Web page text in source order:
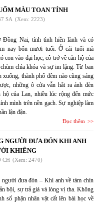
MÀU TOAN TÍNH
SA (Xem: 2223)
Đồng Nai, tính tình hiền lành và có
nay bốn mươi tuổi. Ở cái tuổi mà
con vào đại học, cô trở về căn hộ của
chìa khóa và sự im lặng. Từ ban
thành phố đêm nào cũng sáng
những ô cửa vẫn hắt ra ánh đèn
hộ của Lan, nhiều lúc rộng đến mức
mình trên nền gạch. Sự nghiệp làm
lận đận.
Đọc thêm
NGƯỜI ĐƯA ĐÓN KHI ANH
KHIÊNG
CH (Xem: 2470)
đưa đón – Khi anh về tám chín
bội, sự trả giá và lòng vị tha. Không
số phận nhân vật cất lên bài học về